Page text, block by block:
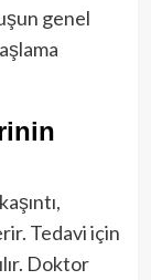
genel
Tedavi için
Doktor